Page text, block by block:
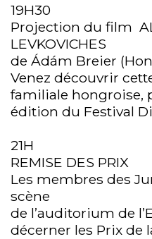
19H30
Projection du film
LEVKOVICHES
de Ádám Breier
Venez découvrir
familiale hongroise,
édition du Festival
21H
REMISE DES PRIX
Les membres des
scène
de l’auditorium de
décerner les Prix de